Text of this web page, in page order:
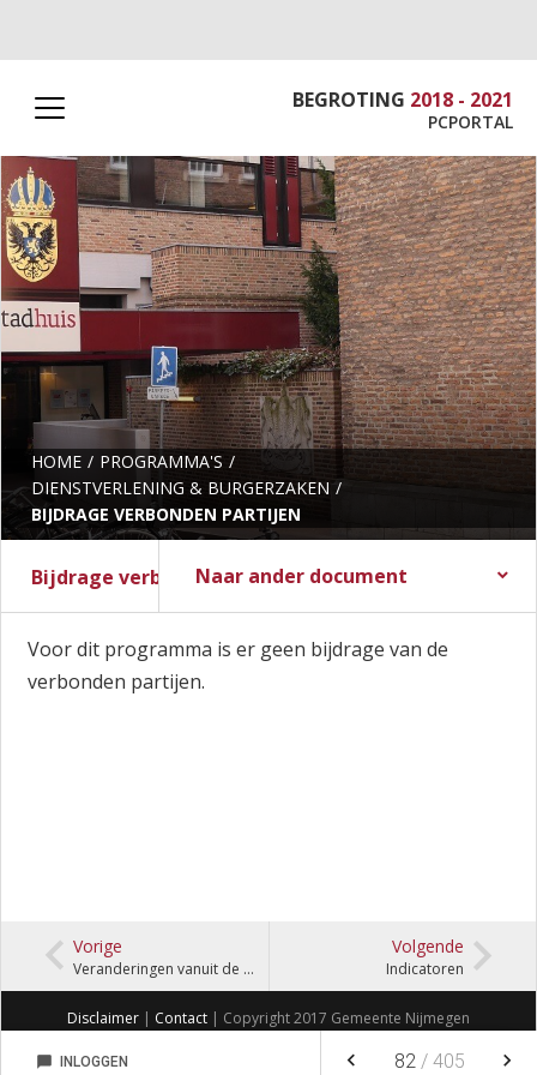
BEGROTING 2018 - 2021
PCPORTAL
HOME
PROGRAMMA'S
DIENSTVERLENING & BURGERZAKEN
BIJDRAGE VERBONDEN PARTIJEN
Naar ander document
Stadsbegroting 2017
Zomernota 2017
Slotwijziging 2016
Stadsrekening 2016
Stads- en Wijkmonitor
Bijdrage verbonden partijen
Voor dit programma is er geen bijdrage van de
verbonden partijen.
Vorige
Veranderingen vanuit de Zomernota
Volgende
Indicatoren
Disclaimer | Contact | Copyright 2017 Gemeente Nijmegen
FAVORIETEN
chat_bubble INLOGGEN keyboard_arrow_left 82 / 405 keyboard_arrow_right